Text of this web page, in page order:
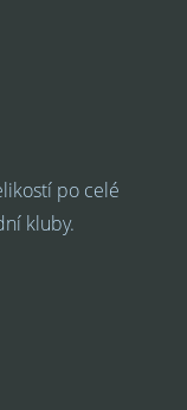
po celé
kluby.